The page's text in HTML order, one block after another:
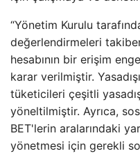
“Yönetim Kurulu
değerlendirmeleri
hesabının bir erişim
karar verilmiştir.
tüketicileri çeşitli
yöneltilmiştir. Ayrıca,
BET'lerin aralarındaki
yönetmesi için gerekli